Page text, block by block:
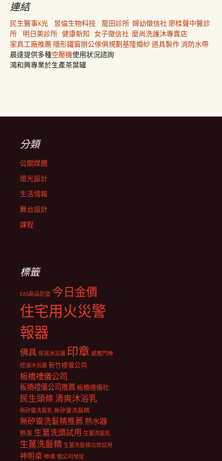
連結
民生醫事X光 昱倫生物科技 龍田診所 婦幼徵信社 廖桂聲中醫診
所
明日美診所 健康新知 女子徵信社 麼尚洗護沐專賣店
家具工廠推薦 隱形鐵窗辦公傢俱規劃基隆婚紗道具製作消防水帶
晨達提供多種空壓機使用狀況諮詢
鴻和興專業於生產茶葉罐
分類
公關媒體
燈光設計
生活情報
舞台設計
課程
標籤
EAS商品防盜 今日金價
住宅用火災警
報器
佛具 保濕沐浴露 印章 感應門神
控油沐浴露 新竹禮儀公司
板橋禮儀公司
板橋禮儀公司推薦板橋禮儀社
民生頭條清爽沐浴乳
無矽靈洗髮乳 無矽靈洗髮精
無矽靈洗髮精推薦 熱水器
熱泵 生薑洗頭試用 生薑洗髮乳
生薑洗髮精 生薑洗髮精功效試用
神明桌 神桌 租公司地址